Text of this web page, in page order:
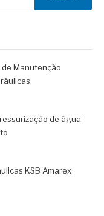
Manutenção
de água
KSB Amarex